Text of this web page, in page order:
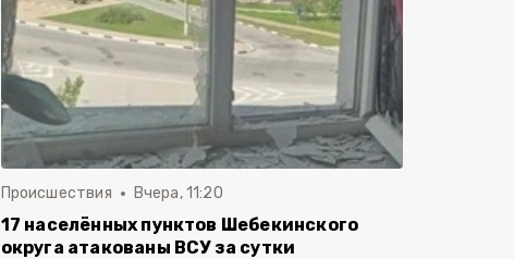
Происшествия Вчера, 11:20
17 населённых пунктов Шебекинского
округа атакованы ВСУ за сутки